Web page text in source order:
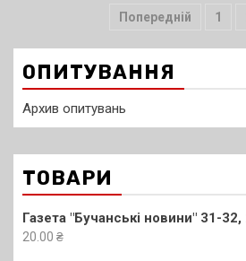
Пагінація
записів
Попередній 1
ОПИТУВАННЯ
Архив опитувань
ТОВАРИ
Газета "Бучанські новини" 31-32,
20.00 ₴